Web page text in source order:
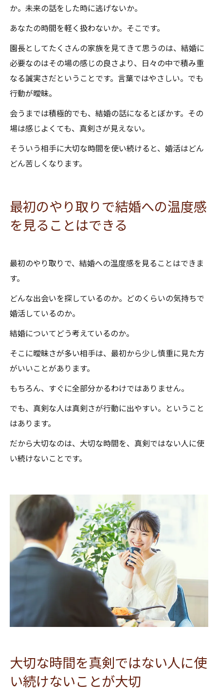
か。未来の話をした時に逃げないか。
あなたの時間を軽く扱わないか。そこです。
園長としてたくさんの家族を見てきて思うのは、結婚に
必要なのはその場の感じの良さより、日々の中で積み重
なる誠実さだということです。言葉ではやさしい。でも
行動が曖昧。
会うまでは積極的でも、結婚の話になるとぼかす。その
場は感じよくても、真剣さが見えない。
そういう相手に大切な時間を使い続けると、婚活はどん
どん苦しくなります。
最初のやり取りで結婚への温度感
を見ることはできる
最初のやり取りで、結婚への温度感を見ることはできま
す。
どんな出会いを探しているのか。どのくらいの気持ちで
婚活しているのか。
結婚についてどう考えているのか。
そこに曖昧さが多い相手は、最初から少し慎重に見た方
がいいことがあります。
もちろん、すぐに全部分かるわけではありません。
でも、真剣な人は真剣さが行動に出やすい。ということ
はあります。
だから大切なのは、大切な時間を、真剣ではない人に使
い続けないことです。
大切な時間を真剣ではない人に使
い続けないことが大切